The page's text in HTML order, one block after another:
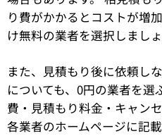
り費がかかるとコストが増
け無料の業者を選択しましょ
また、見積もり後に依頼し
についても、0円の業者を選
費・見積もり料金・キャン
各業者のホームページに記載